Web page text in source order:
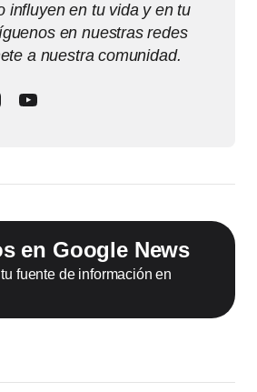
influyen en tu vida y en tu
en nuestras redes
a nuestra comunidad.
en Google News
fuente de información en